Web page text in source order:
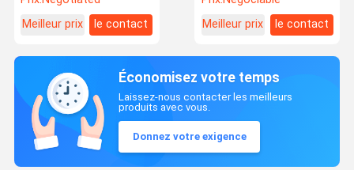
Meilleur prix
le contact
Meilleur prix
le contact
Économisez votre temps
Laissez-nous contacter les meilleurs
produits avec vous.
Donnez votre exigence